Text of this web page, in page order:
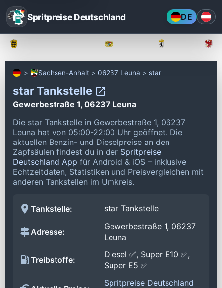
Spritpreise Deutschland DE
Sachsen-Anhalt 06237 Leuna star
star Tankstelle
Gewerbestraße 1, 06237 Leuna
Die star Tankstelle in Gewerbestraße 1, 06237
Leuna hat von 05:00-22:00 Uhr geöffnet. Die
aktuellen Benzin- und Dieselpreise an den
Zapfsäulen findest du in der Spritpreise
Deutschland App für Android & iOS – inklusive
Echtzeitdaten, Statistiken und Preisvergleichen mit
anderen Tankstellen im Umkreis.
Tankstelle: star Tankstelle
Adresse:
Gewerbestraße 1, 06237
Leuna
Treibstoffe:
Diesel ✅, Super E10 ✅,
Super E5 ✅
Spritpreise Deutschland